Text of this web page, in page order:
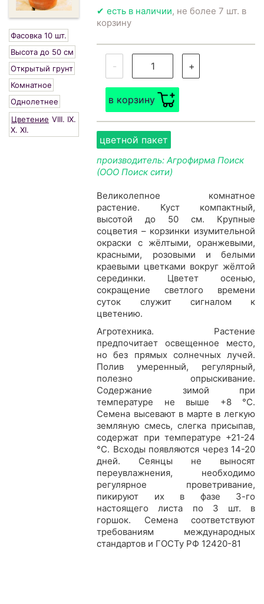
Фасовка 10 шт.
Высота до 50 см
Открытый грунт
Комнатное
Однолетнее
Цветение VIII. IX.
X. XI.
✔ есть в наличии, не более 7 шт. в
корзину
- +
в корзину
цветной пакет
производитель: Агрофирма Поиск
(ООО Поиск сити)
Великолепное комнатное
растение. Куст компактный,
высотой до 50 см. Крупные
соцветия – корзинки изумительной
окраски с жёлтыми, оранжевыми,
красными, розовыми и белыми
краевыми цветками вокруг жёлтой
серединки. Цветет осенью,
сокращение светлого времени
суток служит сигналом к
цветению.
Агротехника. Растение
предпочитает освещенное место,
но без прямых солнечных лучей.
Полив умеренный, регулярный,
полезно опрыскивание.
Содержание зимой при
температуре не выше +8 °С.
Семена высевают в марте в легкую
земляную смесь, слегка присыпав,
содержат при температуре +21-24
°С. Всходы появляются через 14-20
дней. Сеянцы не выносят
переувлажнения, необходимо
регулярное проветривание,
пикируют их в фазе 3-го
настоящего листа по 3 шт. в
горшок. Семена соответствуют
требованиям международных
стандартов и ГОСТу РФ 12420-81